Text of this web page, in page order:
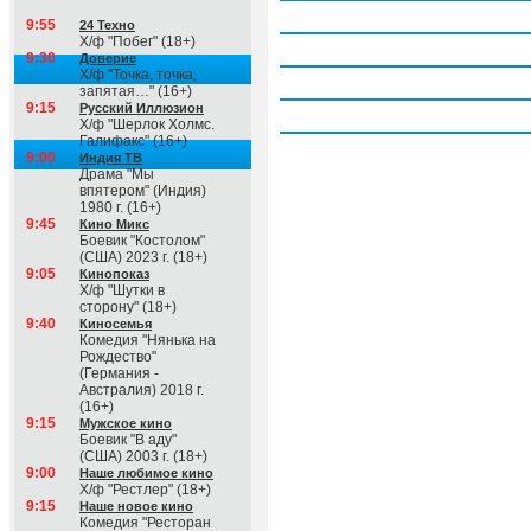
9:55 24 Техно
Х/ф "Побег" (18+)
9:30
Доверие
Х/ф "Точка, точка,
запятая…" (16+)
9:15
Русский Иллюзион
Х/ф "Шерлок Холмс.
Галифакс" (16+)
9:00
Индия ТВ
Драма "Мы
впятером" (Индия)
1980 г. (16+)
9:45
Кино Микс
Боевик "Костолом"
(США) 2023 г. (18+)
9:05
Кинопоказ
Х/ф "Шутки в
сторону" (18+)
9:40
Киносемья
Комедия "Нянька на
Рождество"
(Германия -
Австралия) 2018 г.
(16+)
9:15
Мужское кино
Боевик "В аду"
(США) 2003 г. (18+)
9:00
Наше любимое кино
Х/ф "Рестлер" (18+)
9:15
Наше новое кино
Комедия "Ресторан